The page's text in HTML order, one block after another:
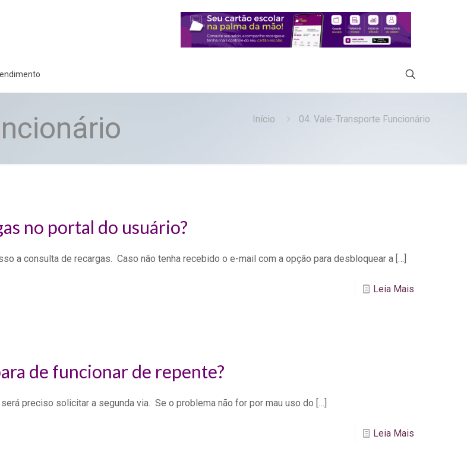
Início 04. Vale-Transporte Funcionário
no portal do usuário?
a consulta de recargas. Caso não tenha recebido o e-mail com a opção para desbloquear a […]
Leia Mais
de funcionar de repente?
preciso solicitar a segunda via. Se o problema não for por mau uso do […]
Leia Mais